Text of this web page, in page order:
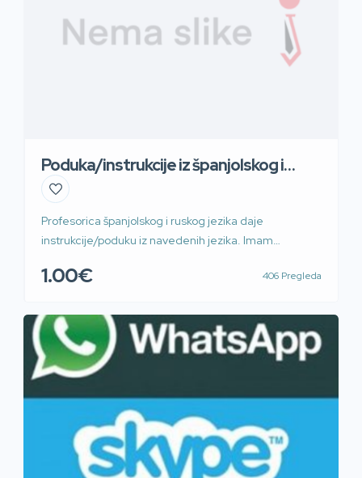
Poduka/instrukcije iz španjolskog i
ruskog jezika
Profesorica španjolskog i ruskog jezika daje
instrukcije/poduku iz navedenih jezika. Imam
uzrastima. Dolazak kod Vas (Zagrebu), moguća i
dogovor, javite se na mail:
verbalis.poduke@gmail.com ili na broj mobitela:
0989283273 .
1.00€ 406 Pregleda